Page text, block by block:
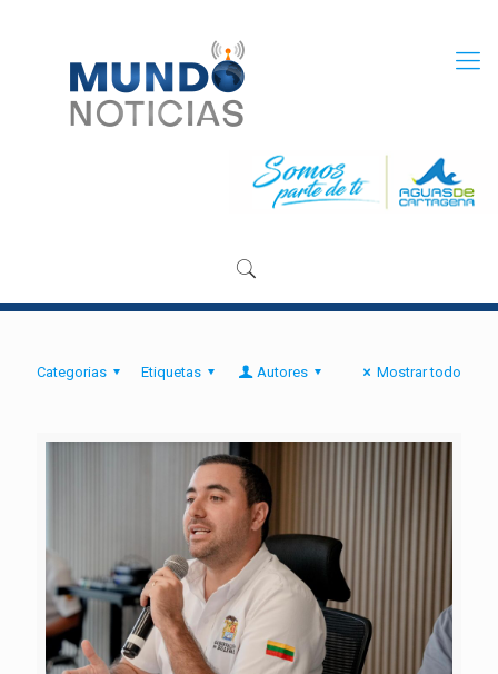
Categorias Etiquetas Autores Mostrar todo